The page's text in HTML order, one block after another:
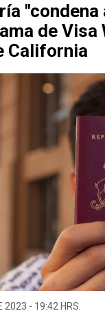
de
California
2023 - 19:42 HRS.